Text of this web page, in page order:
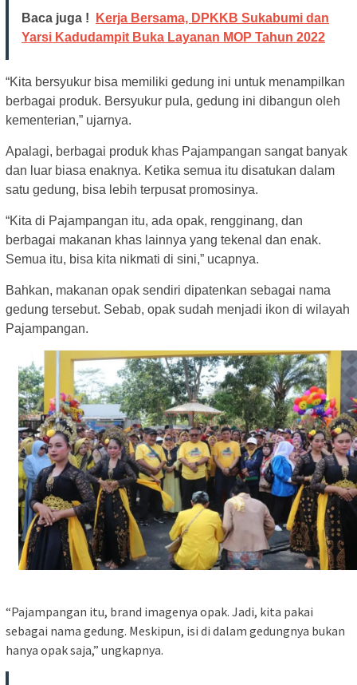
Baca juga !
Kerja Bersama, DPKKB Sukabumi dan
Yarsi Kadudampit Buka Layanan MOP Tahun 2022
“Kita bersyukur bisa memiliki gedung ini untuk menampilkan
berbagai produk. Bersyukur pula, gedung ini dibangun oleh
kementerian,” ujarnya.
Apalagi, berbagai produk khas Pajampangan sangat banyak
dan luar biasa enaknya. Ketika semua itu disatukan dalam
satu gedung, bisa lebih terpusat promosinya.
“Kita di Pajampangan itu, ada opak, rengginang, dan
berbagai makanan khas lainnya yang tekenal dan enak.
Semua itu, bisa kita nikmati di sini,” ucapnya.
Bahkan, makanan opak sendiri dipatenkan sebagai nama
gedung tersebut. Sebab, opak sudah menjadi ikon di wilayah
Pajampangan.
“Pajampangan itu, brand imagenya opak. Jadi, kita pakai
sebagai nama gedung. Meskipun, isi di dalam gedungnya bukan
hanya opak saja,” ungkapnya.